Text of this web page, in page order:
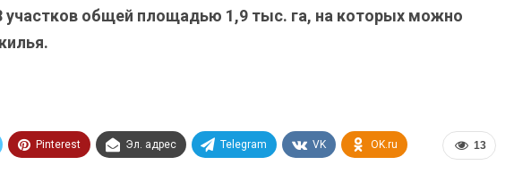
участков общей площадью 1,9 тыс. га, на которых можно
13
Pinterest Эл. адрес Telegram VK OK.ru